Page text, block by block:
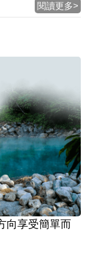
閱讀更多>
向享受簡單而